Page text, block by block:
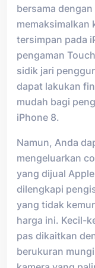
bersama
memaksimalkan
tersimpan pada
pengaman
sidik jari
dapat lakukan
mudah bagi
iPhone 8.
Namun, Anda
mengeluarkan
yang dijual
dilengkapi
yang tidak
harga ini. Kecil-
pas dikaitkan
berukuran